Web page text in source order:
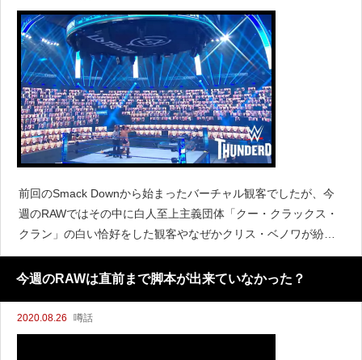
前回のSmack Downから始まったバーチャル観客でしたが、今
週のRAWではその中に白人至上主義団体「クー・クラックス・
クラン」の白い恰好をした観客やなぜかクリス・ベノワが紛れ
ていました。 (さらに&hellip;)
今週のRAWは直前まで脚本が出来ていなかった？
2020.08.26 噂話